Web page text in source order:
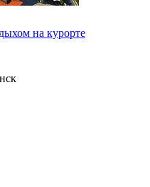
на курорте